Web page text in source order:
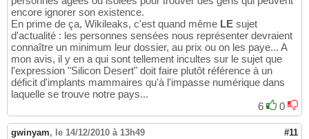
encore ignorer son existence.
En prime de ça, Wikileaks, c'est quand même LE sujet
d'actualité : les personnes sensées nous représenter devraient
connaître un minimum leur dossier, au prix ou on les paye... A
mon avis, il y en a qui sont tellement incultes sur le sujet que
l'expression "Silicon Desert" doit faire plutôt référence à un
déficit d'implants mammaires qu'à l'impasse numérique dans
laquelle se trouve notre pays...
6
0
gwinyam, le 14/12/2010 à 13h49 #11